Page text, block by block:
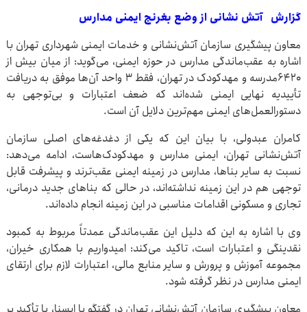
گزارش آتش نشانی از وضع بغرنج ایمنی مدارس
معاون پیشگیری سازمان آتش‌نشانی و خدمات ایمنی شهرداری تهران با
اشاره به عقب‌ماندگی مدارس در حوزه ایمنی، می‌گوید: از میان بیش از
۶۴۲۰مدرسه و مهدکودک در تهران، فقط ۳ واحد آن‌ها موفق به دریافت
تأییدیه نهایی ایمنی شده‌اند که ضعف اعتبارات و بی‌توجهی به
دستورالعمل‌های ایمنی مهم‌ترین دلایل آن است.
کامران عبدولی، با بیان این که یکی از دغدغه‌های اصلی سازمان
آتش‌نشانی تهران، ایمنی مدارس و مهدکودک‌هاست، ادامه می‌دهد:
نسبت به سایر بناها، مدارس در زمینه ایمنی عقب‌ترند و پیشرفت قابل
توجهی هم در این زمینه نداشته‌اند، در حالی که بناهای جدید درمانی،
تجاری و مسکونی اقدامات مناسبی در این زمینه انجام داده‌اند.
وی با اشاره به این که دلیل این عقب‌ماندگی عمدتاً مربوط به کمبود
نقدینگی و اعتبارات است، تاکید می‌کند: امیدواریم با همکاری خیران،
مجموعه آموزش و پرورش و سایر منابع مالی، اعتبارات لازم برای ارتقای
ایمنی مدارس در نظر گرفته شود.